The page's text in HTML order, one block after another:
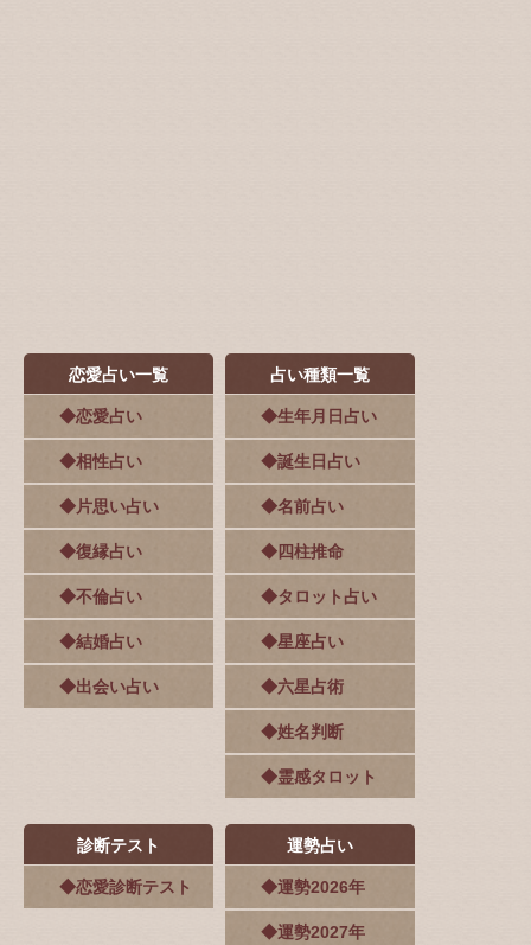
恋愛占い一覧
◆恋愛占い
◆相性占い
◆片思い占い
◆復縁占い
◆不倫占い
◆結婚占い
◆出会い占い
占い種類一覧
◆生年月日占い
◆誕生日占い
◆名前占い
◆四柱推命
◆タロット占い
◆星座占い
◆六星占術
◆姓名判断
◆霊感タロット
診断テスト
◆恋愛診断テスト
運勢占い
◆運勢2026年
◆運勢2027年